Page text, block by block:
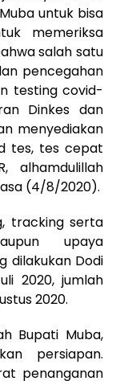
untuk bisa
memeriksa
salah satu
pencegahan
testing covid-
Dinkes dan
menyediakan
tes, tes cepat
alhamdulillah
(4/8/2020).
tracking serta
upaya
dilakukan Dodi
2020, jumlah
2020.
Bupati Muba,
persiapan.
penanganan